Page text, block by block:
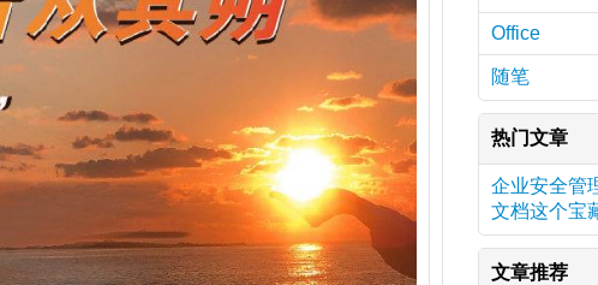
Office
随笔
热门文章
企业安全管
文档这个宝
文章推荐